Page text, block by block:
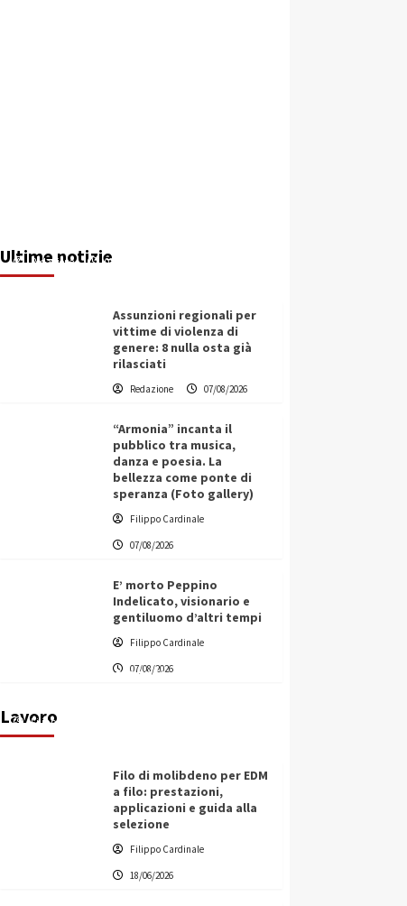
Ultime notizie
Redazione 07/08/2026
Assunzioni regionali per
vittime di violenza di
genere: 8 nulla osta già
rilasciati
Redazione 07/08/2026
“Armonia” incanta il
pubblico tra musica,
danza e poesia. La
bellezza come ponte di
speranza (Foto gallery)
Filippo Cardinale
07/08/2026
E’ morto Peppino
Indelicato, visionario e
gentiluomo d’altri tempi
Filippo Cardinale
07/08/2026
Lavoro
L’ingegnere saccense Buscarnera
partner chiave di un progetto
transnazionale per la transizione
Filippo Cardinale
Filo di molibdeno per EDM
a filo: prestazioni,
applicazioni e guida alla
selezione
Filippo Cardinale
18/06/2026